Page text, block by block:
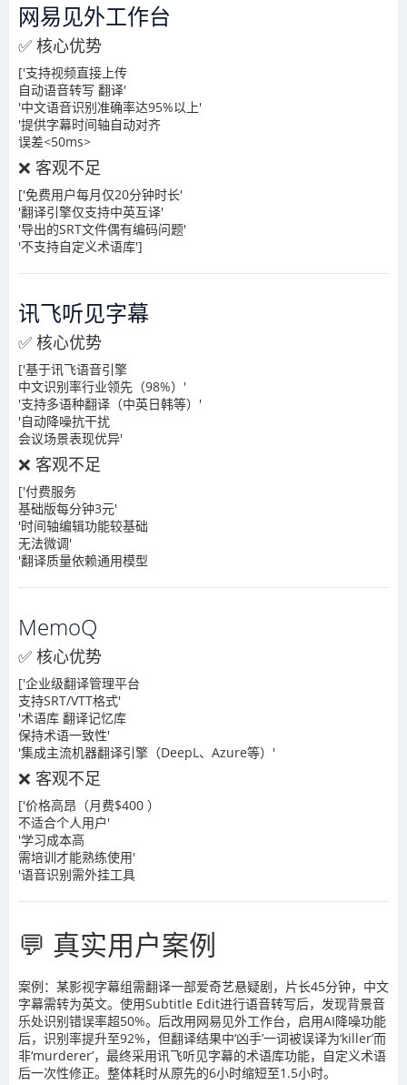
网易见外工作台
✅ 核心优势
['支持视频直接上传
自动语音转写 翻译'
'中文语音识别准确率达95%以上'
'提供字幕时间轴自动对齐
误差<50ms>
❌ 客观不足
['免费用户每月仅20分钟时长'
'翻译引擎仅支持中英互译'
'导出的SRT文件偶有编码问题'
'不支持自定义术语库']
讯飞听见字幕
✅ 核心优势
['基于讯飞语音引擎
中文识别率行业领先（98%）'
'支持多语种翻译（中英日韩等）'
'自动降噪抗干扰
会议场景表现优异'
❌ 客观不足
['付费服务
基础版每分钟3元'
'时间轴编辑功能较基础
无法微调'
'翻译质量依赖通用模型
MemoQ
✅ 核心优势
['企业级翻译管理平台
支持SRT/VTT格式'
'术语库 翻译记忆库
保持术语一致性'
'集成主流机器翻译引擎（DeepL、Azure等）'
❌ 客观不足
['价格高昂（月费$400 ）
不适合个人用户'
'学习成本高
需培训才能熟练使用'
'语音识别需外挂工具
💬 真实用户案例
案例：某影视字幕组需翻译一部爱奇艺悬疑剧，片长45分钟，中文
字幕需转为英文。使用Subtitle Edit进行语音转写后，发现背景音
乐处识别错误率超50%。后改用网易见外工作台，启用AI降噪功能
后，识别率提升至92%，但翻译结果中‘凶手’一词被误译为‘killer’而
非‘murderer’，最终采用讯飞听见字幕的术语库功能，自定义术语
后一次性修正。整体耗时从原先的6小时缩短至1.5小时。